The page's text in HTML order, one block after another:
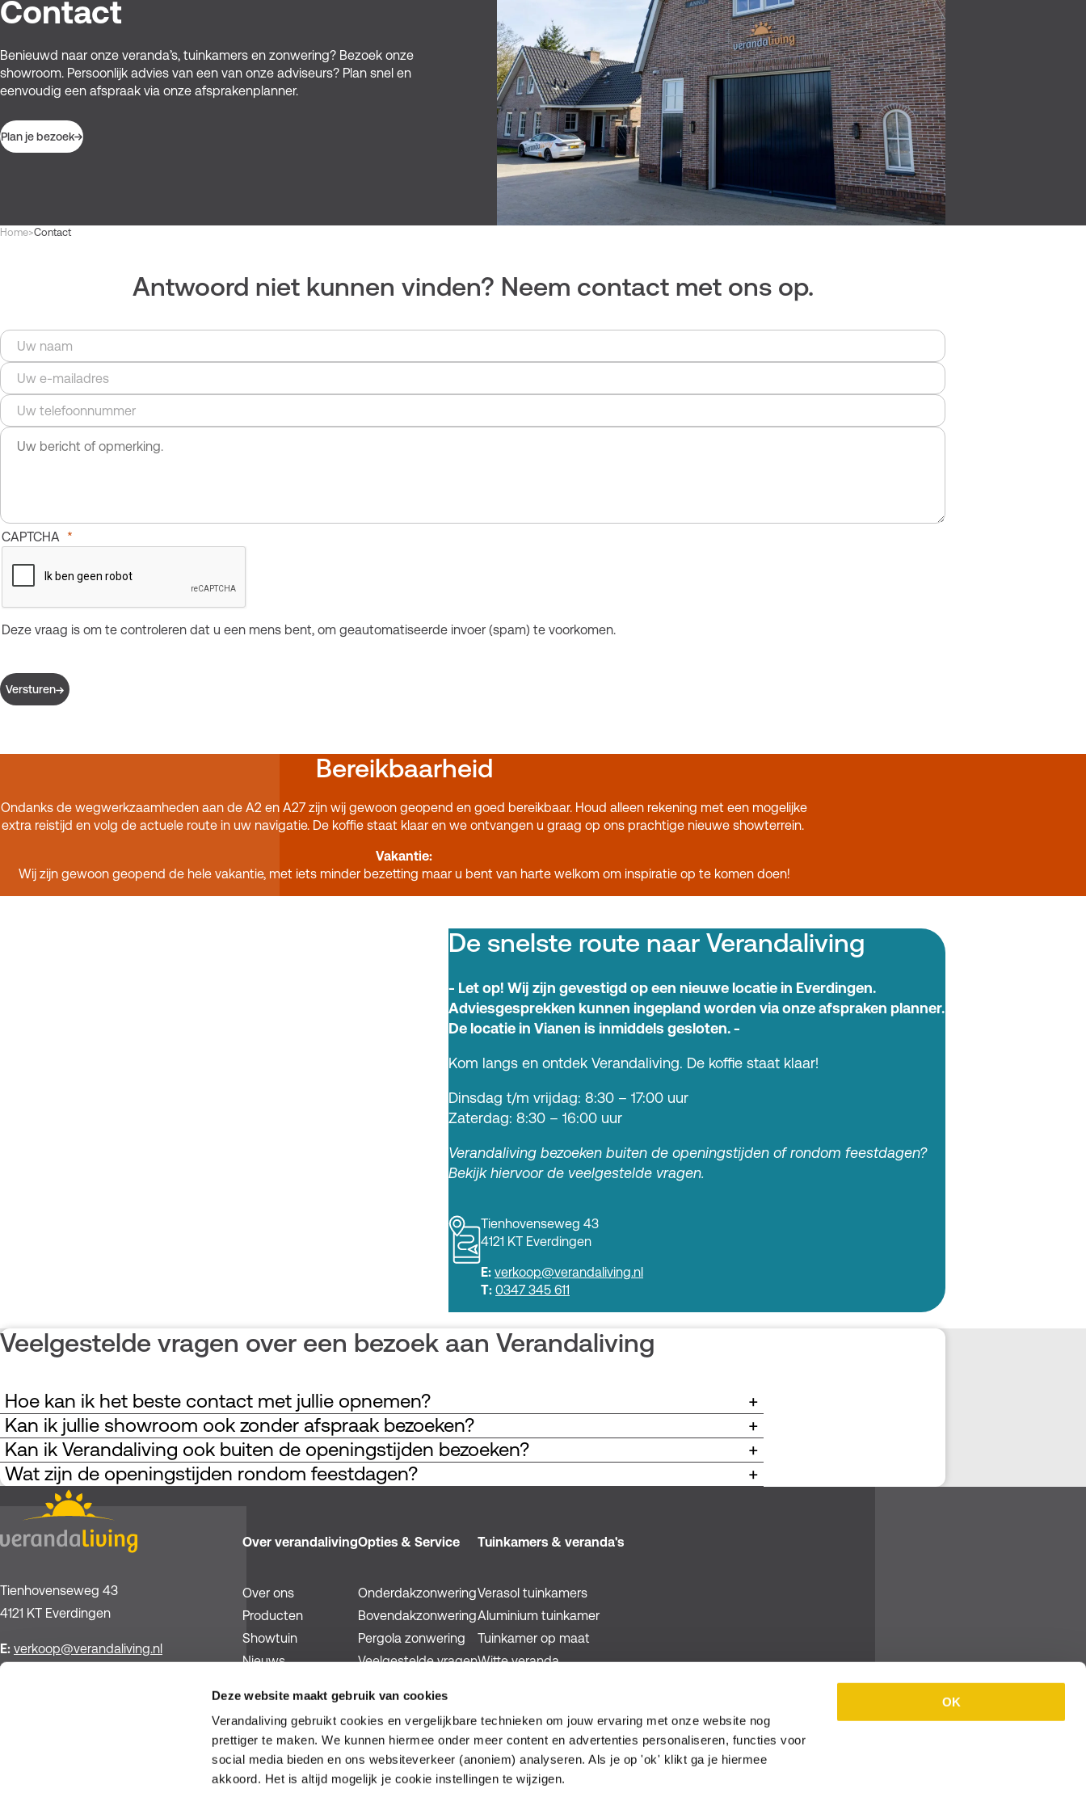
Deze website maakt gebruik van cookies
Verandaliving gebruikt cookies en vergelijkbare technieken om jouw ervaring met onze website nog
prettiger te maken. We kunnen hiermee onder meer content en advertenties personaliseren, functies voor
social media bieden en ons websiteverkeer (anoniem) analyseren. Als je op 'ok' klikt ga je hiermee
akkoord. Het is altijd mogelijk je cookie instellingen te wijzigen.
OK
Contact
Benieuwd naar onze veranda’s, tuinkamers en zonwering? Bezoek onze
showroom. Persoonlijk advies van een van onze adviseurs? Plan snel en
eenvoudig een afspraak via onze afsprakenplanner.
Plan je bezoek
Kruimelpad
Home>Contact
Antwoord niet kunnen vinden? Neem contact met ons op.
Naam
E-
mailadres
Telefoonnummer
Bericht
CAPTCHA
Deze vraag is om te controleren dat u een mens bent, om geautomatiseerde invoer (spam) te voorkomen.
Versturen
Bereikbaarheid
Ondanks de wegwerkzaamheden aan de A2 en A27 zijn wij gewoon geopend en goed bereikbaar. Houd alleen rekening met een mogelijke
extra reistijd en volg de actuele route in uw navigatie. De koffie staat klaar en we ontvangen u graag op ons prachtige nieuwe showterrein.
Vakantie:
Wij zijn gewoon geopend de hele vakantie, met iets minder bezetting maar u bent van harte welkom om inspiratie op te komen doen!
De snelste route naar Verandaliving
- Let op! Wij zijn gevestigd op een nieuwe locatie in Everdingen.
Adviesgesprekken kunnen ingepland worden via onze afspraken planner.
De locatie in Vianen is inmiddels gesloten. -
Kom langs en ontdek Verandaliving. De koffie staat klaar!
Dinsdag t/m vrijdag: 8:30 – 17:00 uur
Zaterdag: 8:30 – 16:00 uur
Verandaliving bezoeken buiten de openingstijden of rondom feestdagen?
Bekijk hiervoor de veelgestelde vragen.
Tienhovenseweg 43
4121 KT Everdingen
E: verkoop@verandaliving.nl
T: 0347 345 611
Veelgestelde vragen over een bezoek aan Verandaliving
Hoe kan ik het beste contact met jullie opnemen?
+
Kan ik jullie showroom ook zonder afspraak bezoeken?
+
Kan ik Verandaliving ook buiten de openingstijden bezoeken?
+
Wat zijn de openingstijden rondom feestdagen?
+
Tienhovenseweg 43
4121 KT Everdingen
E: verkoop@verandaliving.nl
T:
Over verandaliving
Over ons
Producten
Showtuin
Nieuws
Opties & Service
Onderdakzonwering
Bovendakzonwering
Pergola zonwering
Veelgestelde vragen
Tuinkamers & veranda's
Verasol tuinkamers
Aluminium tuinkamer
Tuinkamer op maat
Witte veranda